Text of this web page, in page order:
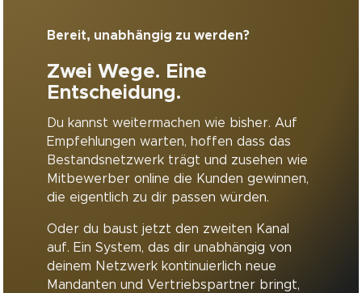
Bereit, unabhängig zu werden?
Zwei Wege. Eine
Entscheidung.
Du kannst weitermachen wie bisher. Auf
Empfehlungen warten, hoffen dass das
Bestandsnetzwerk trägt und zusehen wie
Mitbewerber online die Kunden gewinnen,
die eigentlich zu dir passen würden.
Oder du baust jetzt den zweiten Kanal
auf. Ein System, das dir unabhängig von
deinem Netzwerk kontinuierlich neue
Mandanten und Vertriebspartner bringt,